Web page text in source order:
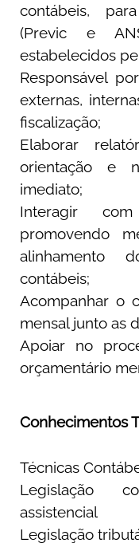
contábeis,
(Previc e
estabelecidos
Responsável
externas,
fiscalização;
Elaborar
orientação e
imediato;
Interagir
promovendo
alinhamento
contábeis;
Acompanhar o
mensal junto as
Apoiar no
orçamentário
Conhecimentos
Técnicas
Legislação
assistencial
Legislação